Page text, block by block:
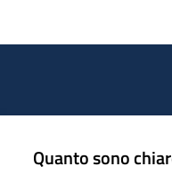
Quanto sono